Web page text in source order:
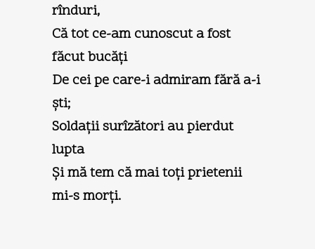
rînduri,
Că tot ce-am cunoscut a fost
făcut bucăţi
De cei pe care-i admiram fără a-i
şti;
Soldaţii surîzători au pierdut
lupta
Şi mă tem că mai toţi prietenii
mi-s morţi.